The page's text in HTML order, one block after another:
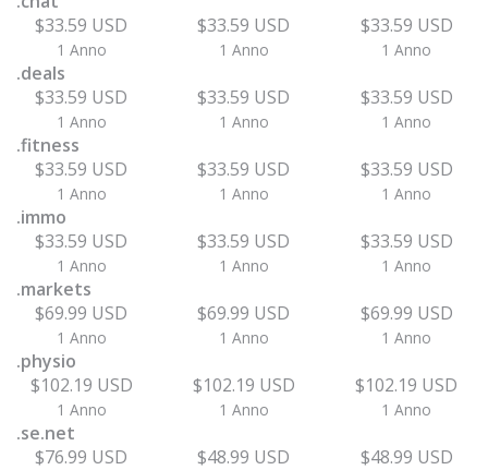
$33.59 USD
1 Anno
$33.59 USD
1 Anno
$33.59 USD
1 Anno
.deals
$33.59 USD
1 Anno
$33.59 USD
1 Anno
$33.59 USD
1 Anno
.fitness
$33.59 USD
1 Anno
$33.59 USD
1 Anno
$33.59 USD
1 Anno
.immo
$33.59 USD
1 Anno
$33.59 USD
1 Anno
$33.59 USD
1 Anno
.markets
$69.99 USD
1 Anno
$69.99 USD
1 Anno
$69.99 USD
1 Anno
.physio
$102.19 USD
1 Anno
$102.19 USD
1 Anno
$102.19 USD
1 Anno
.se.net
$76.99 USD
$48.99 USD $48.99 USD